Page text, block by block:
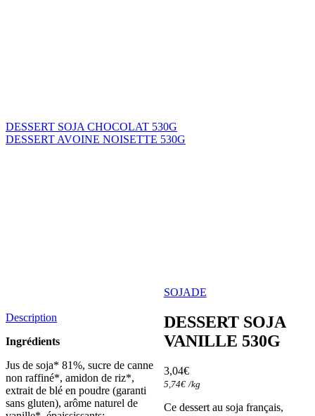
DESSERT SOJA CHOCOLAT 530G
DESSERT AVOINE NOISETTE 530G
SOJADE
DESSERT SOJA
VANILLE 530G
3,04€
5,74€ /kg
Ce dessert au soja français,
Description
Ingrédients
Jus de soja* 81%, sucre de canne
non raffiné*, amidon de riz*,
extrait de blé en poudre (garanti
sans gluten), arôme naturel de